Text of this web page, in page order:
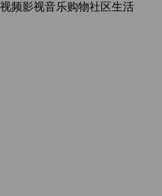
频影视音乐购物社区生活